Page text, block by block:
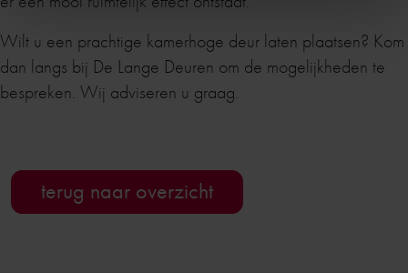
Wilt u een prachtige kamerhoge deur laten plaatsen? Kom
dan langs bij De Lange Deuren om de mogelijkheden te
bespreken. Wij adviseren u graag.
terug naar overzicht